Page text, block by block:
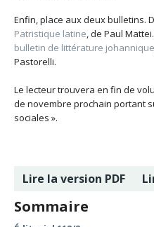
Enfin, place aux deux bulletins.
Patristique latine, de Paul
bulletin de littérature johannique
Pastorelli.
Le lecteur trouvera en fin de
de novembre prochain portant
sociales ».
Lire la version PDF
Sommaire